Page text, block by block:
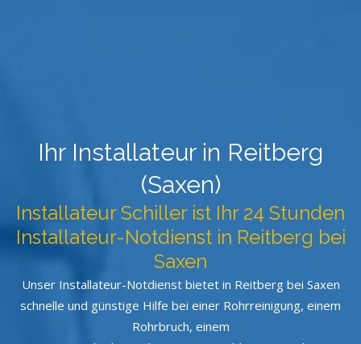
Ihr Installateur in Reitberg
(Saxen)
Installateur Schiller ist Ihr 24 Stunden
Installateur-Notdienst in Reitberg bei
Saxen
Unser Installateur-Notdienst bietet in Reitberg bei Saxen
schnelle und günstige Hilfe bei einer Rohrreinigung, einem
Rohrbruch, einem